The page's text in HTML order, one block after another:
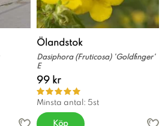
Ölandstok
Dasiphora (Fruticosa) 'Goldfinger'
E
99 kr
Minsta antal: 5st
Köp